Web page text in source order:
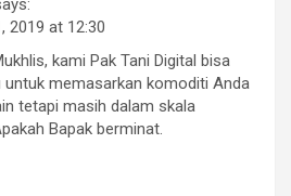
2019 at 12:30
kami Pak Tani Digital bisa
untuk memasarkan komoditi Anda
tetapi masih dalam skala
Bapak berminat.